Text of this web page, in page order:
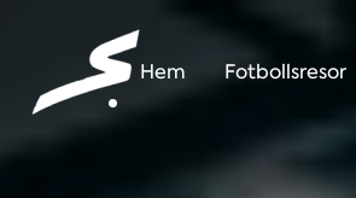
Hem Fotbollsresor